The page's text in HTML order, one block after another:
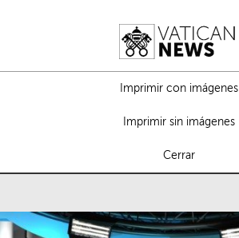
Imprimir con imágenes
Imprimir sin imágenes
Cerrar